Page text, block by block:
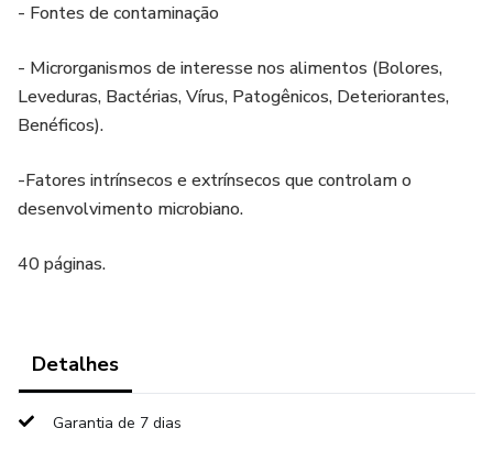
- Fontes de contaminação
- Microrganismos de interesse nos alimentos (Bolores,
Leveduras, Bactérias, Vírus, Patogênicos, Deteriorantes,
Benéficos).
-Fatores intrínsecos e extrínsecos que controlam o
desenvolvimento microbiano.
40 páginas.
Detalhes
Garantia de 7 dias